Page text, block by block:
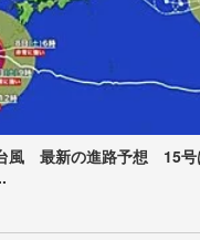
風 最新の進路予想 15号